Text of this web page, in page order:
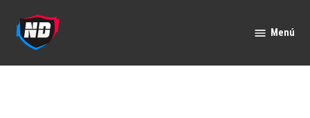
contenido
Menú